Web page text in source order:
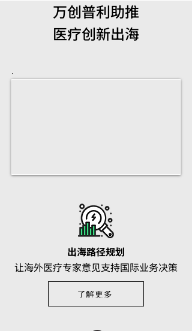
万创普利助推
​医疗创新出海​
出海路径规划​
让海外医疗专家意见支持国际业务决策​
了解更多​